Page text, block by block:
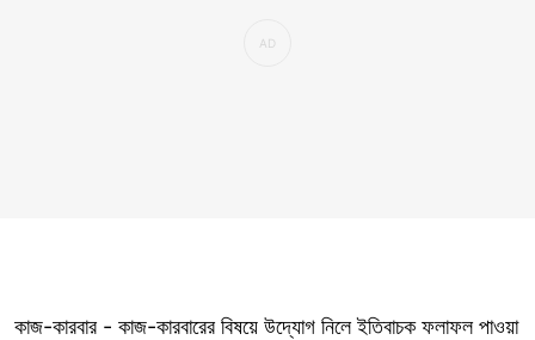
কাজ-কারবার - কাজ-কারবারের বিষয়ে উদ্যোগ নিলে ইতিবাচক ফলাফল পাওয়া